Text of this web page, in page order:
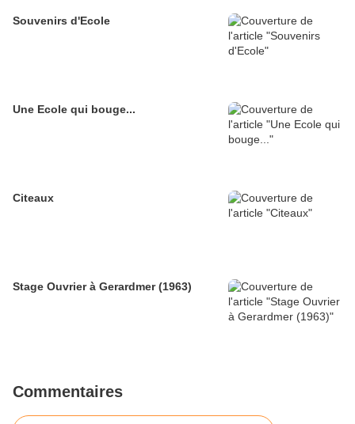
Souvenirs d'Ecole
Une Ecole qui bouge...
Citeaux
Stage Ouvrier à Gerardmer (1963)
Commentaires